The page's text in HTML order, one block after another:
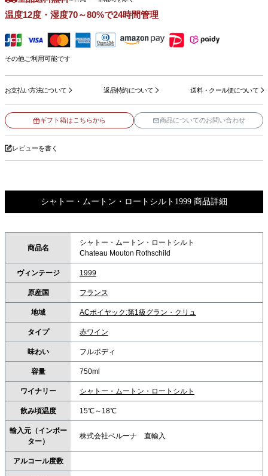
温度12度・湿度70～80%で24時間管理
その他ご利用可能です
お支払い方法について 返品特約について 送料・クール便について
ギフト箱はこちらから 商品についてのお問い合わせ
レビューを書く
シャトー・ムートン・ロートシルト1999 商品詳細
商品名
シャトー・ムートン・ロートシルト
Chateau Mouton Rothschild
ヴィンテージ 1999
原産国 フランス
地域 ACポイヤック:第1級グラン・クリュ
タイプ 赤ワイン
味わい フルボディ
容量 750ml
ワイナリー シャトー・ムートン・ロートシルト
飲み頃温度 15℃～18℃
輸入元（インポー
ター）
株式会社ベルーナ 直輸入
アルコール度数